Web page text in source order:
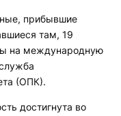
прибывшие
там, 19
на международную
(ОПК).
достигнута во